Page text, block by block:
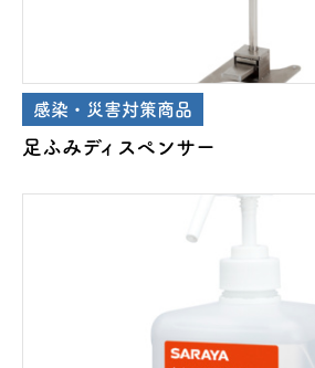
感染・災害対策商品
足ふみディスペンサー